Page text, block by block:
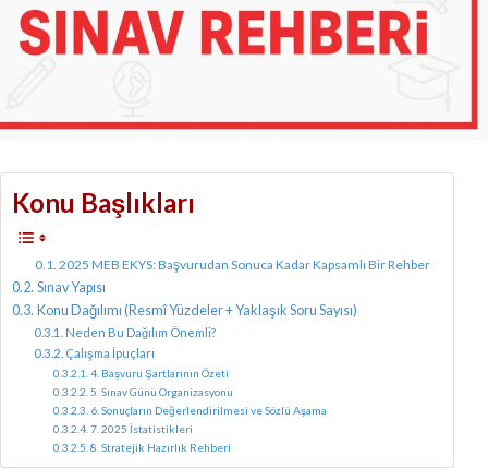
Konu Başlıkları
2025 MEB EKYS: Başvurudan Sonuca Kadar Kapsamlı Bir Rehber
Sınav Yapısı
Konu Dağılımı (Resmî Yüzdeler + Yaklaşık Soru Sayısı)
Neden Bu Dağılım Önemli?
Çalışma İpuçları
4. Başvuru Şartlarının Özeti
5. Sınav Günü Organizasyonu
6. Sonuçların Değerlendirilmesi ve Sözlü Aşama
7. 2025 İstatistikleri
8. Stratejik Hazırlık Rehberi